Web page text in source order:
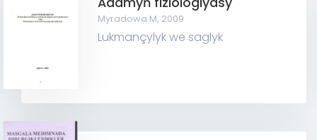
Myradowa M, 2009
Lukmançylyk we saglyk